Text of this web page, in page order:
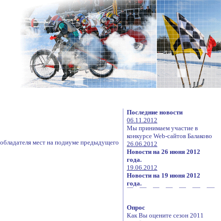
мест на подиуме предыдущего
Последние новости
06.11.2012
Мы принимаем участие в
конкурсе Web-сайтов Балаково
26.06.2012
Новости на 26 июня 2012
года.
19.06.2012
Новости на 19 июня 2012
года.
Опрос
Как Вы оцените сезон 2011